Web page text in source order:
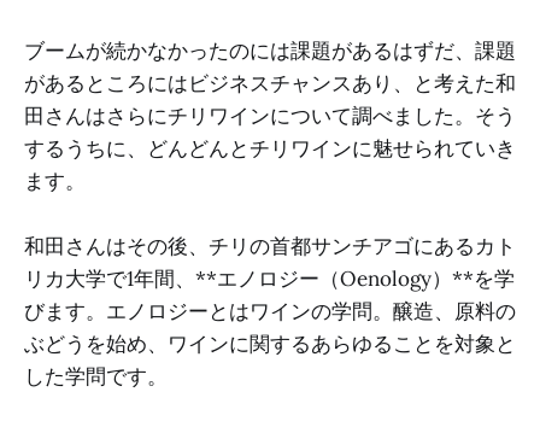
ブームが続かなかったのには課題があるはずだ、課題
があるところにはビジネスチャンスあり、と考えた和
田さんはさらにチリワインについて調べました。そう
するうちに、どんどんとチリワインに魅せられていき
ます。
和田さんはその後、チリの首都サンチアゴにあるカト
リカ大学で1年間、**エノロジー（Oenology）**を学
びます。エノロジーとはワインの学問。醸造、原料の
ぶどうを始め、ワインに関するあらゆることを対象と
した学問です。